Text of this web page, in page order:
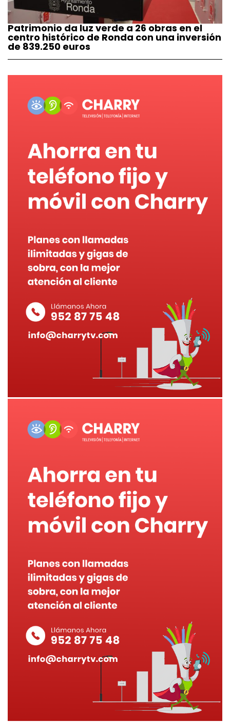
Patrimonio da luz verde a 26 obras en el
centro histórico de Ronda con una inversión
de 839.250 euros